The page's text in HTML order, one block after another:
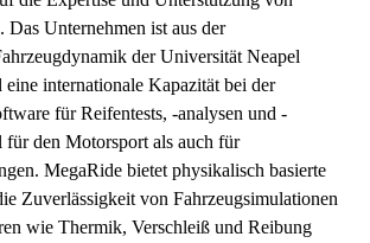
Das Unternehmen ist aus der
der Universität Neapel
eine internationale Kapazität bei der
für Reifentests, -analysen und -
für den Motorsport als auch für
MegaRide bietet physikalisch basierte
Zuverlässigkeit von Fahrzeugsimulationen
wie Thermik, Verschleiß und Reibung